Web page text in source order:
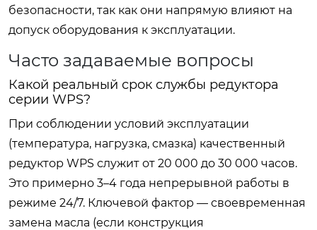
безопасности, так как они напрямую влияют на
допуск оборудования к эксплуатации.
Часто задаваемые вопросы
Какой реальный срок службы редуктора
серии WPS?
При соблюдении условий эксплуатации
(температура, нагрузка, смазка) качественный
редуктор WPS служит от 20 000 до 30 000 часов.
Это примерно 3–4 года непрерывной работы в
режиме 24/7. Ключевой фактор — своевременная
замена масла (если конструкция